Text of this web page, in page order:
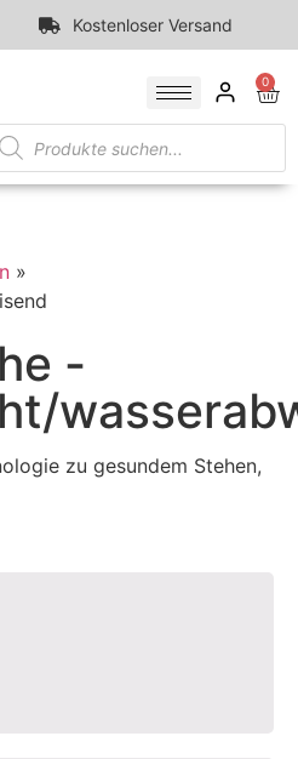
Kostenloser Versand
0
»
-
zu gesundem Stehen,